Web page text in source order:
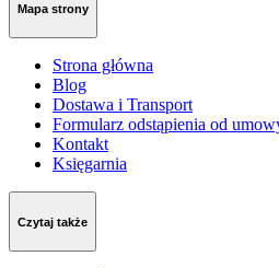
Mapa strony
Strona główna
Blog
Dostawa i Transport
Formularz odstąpienia od
Kontakt
Księgarnia
Czytaj także